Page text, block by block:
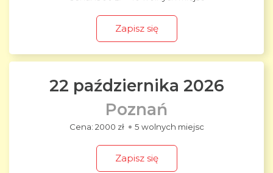
Zapisz się
22 października 2026
Poznań
2000 zł 5 wolnych miejsc
Zapisz się